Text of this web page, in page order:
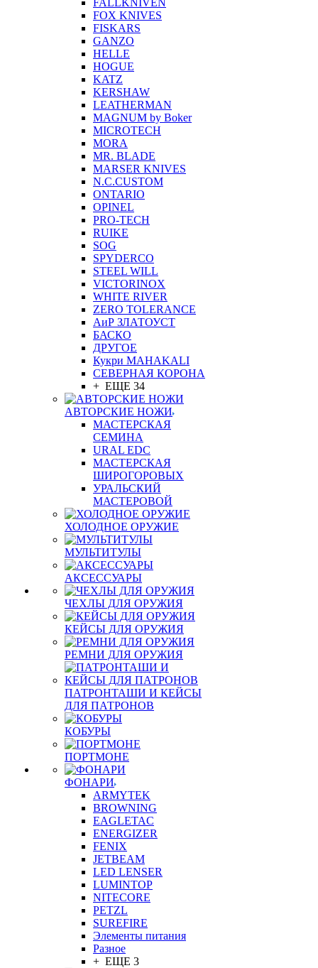
FALLKNIVEN
FOX KNIVES
FISKARS
GANZO
HELLE
HOGUE
KATZ
KERSHAW
LEATHERMAN
MAGNUM by Boker
MICROTECH
MORA
MR. BLADE
MARSER KNIVES
N.C.CUSTOM
ONTARIO
OPINEL
PRO-TECH
RUIKE
SOG
SPYDERCO
STEEL WILL
VICTORINOX
WHITE RIVER
ZERO TOLERANCE
АиР ЗЛАТОУСТ
БАСКО
ДРУГОЕ
Кукри MAHAKALI
СЕВЕРНАЯ КОРОНА
+ ЕЩЕ 34
АВТОРСКИЕ НОЖИ
МАСТЕРСКАЯ
СЕМИНА
URAL EDC
МАСТЕРСКАЯ
ШИРОГОРОВЫХ
УРАЛЬСКИЙ
МАСТЕРОВОЙ
ХОЛОДНОЕ ОРУЖИЕ
МУЛЬТИТУЛЫ
АКСЕССУАРЫ
ЧЕХЛЫ ДЛЯ ОРУЖИЯ
КЕЙСЫ ДЛЯ ОРУЖИЯ
РЕМНИ ДЛЯ ОРУЖИЯ
ПАТРОНТАШИ И КЕЙСЫ
ДЛЯ ПАТРОНОВ
КОБУРЫ
ПОРТМОНЕ
ФОНАРИ
ARMYTEK
BROWNING
EAGLETAC
ENERGIZER
FENIX
JETBEAM
LED LENSER
LUMINTOP
NITECORE
PETZL
SUREFIRE
Элементы питания
Разное
+ ЕЩЕ 3